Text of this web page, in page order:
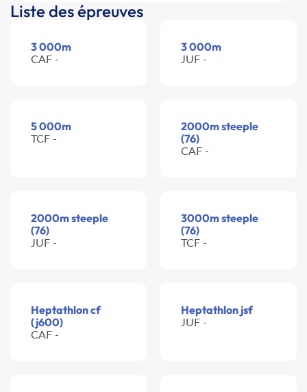
Liste des épreuves
3 000m
CAF -
3 000m
JUF -
5 000m
TCF -
2000m steeple
(76)
CAF -
2000m steeple
(76)
JUF -
3000m steeple
(76)
TCF -
Heptathlon cf
(j600)
CAF -
Heptathlon jsf
JUF -